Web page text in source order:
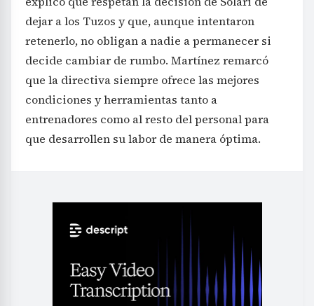
dejar a los Tuzos y que, aunque intentaron
retenerlo, no obligan a nadie a permanecer si
decide cambiar de rumbo. Martínez remarcó
que la directiva siempre ofrece las mejores
condiciones y herramientas tanto a
entrenadores como al resto del personal para
que desarrollen su labor de manera óptima.